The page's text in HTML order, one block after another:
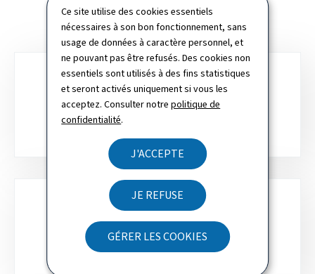
Ce site utilise des cookies essentiels
nécessaires à son bon fonctionnement, sans
usage de données à caractère personnel, et
ne pouvant pas être refusés. Des cookies non
essentiels sont utilisés à des fins statistiques
et seront activés uniquement si vous les
acceptez. Consulter notrepolitique de
confidentialité.
J'ACCEPTE
JE REFUSE
GÉRER LES COOKIES
rubriquesDÉPARTEMENT ADMINISTRATIF
DÉPARTEMENT CERTIFICATION